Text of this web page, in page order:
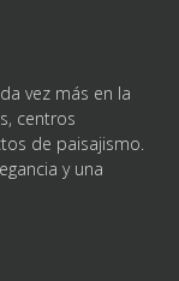
vez más en la
centros
de paisajismo.
y una